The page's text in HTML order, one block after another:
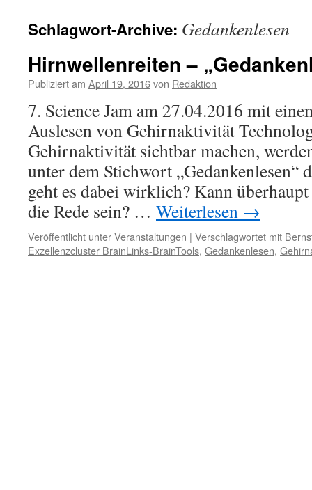
Schlagwort-Archive: Gedankenlesen
Hirnwellenreiten –
Publiziert am April 19, 2016von Redaktion
7. Science Jam am 27.04.2016 mit
Auslesen von Gehirnaktivität
Gehirnaktivität sichtbar machen,
unter dem Stichwort
geht es dabei wirklich? Kann
die Rede sein? … Weiterlesen →
Veröffentlicht unterVeranstaltungen | Verschlagwortet mit
Exzellenzcluster BrainLinks-BrainTools, Gedankenlesen,